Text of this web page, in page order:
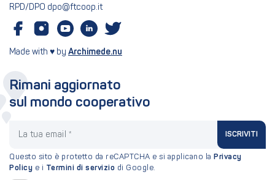
RPD/DPO dpo@ftcoop.it
Made with ♥ by Archimede.nu
Rimani aggiornato
sul mondo cooperativo
ISCRIVITI
Questo sito è protetto da reCAPTCHA e si applicano la Privacy
Policy e i Termini di servizio di Google.